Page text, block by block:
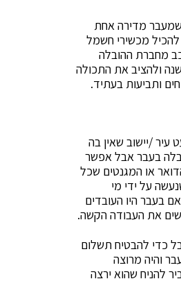
שמעבר מדירה אחת
להכיל מכשירי חשמל
מחברת ההובלה
ולהציב את התכולה
ותביעות בעתיד.
/יישוב שאין בה
בעבר אבל אפשר
או המגנטים שכל
על ידי מי
בעבר היו העובדים
את העבודה הקשה.
כדי להבטיח תשלום
והיה מרוצה
להניח שהוא ירצה